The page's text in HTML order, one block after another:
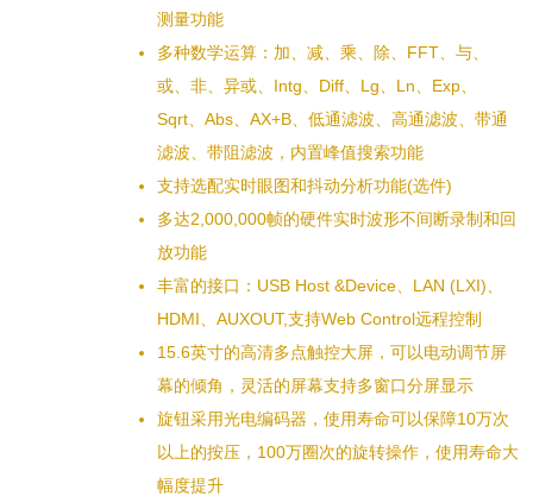
测量功能
多种数学运算：加、减、乘、除、FFT、与、
或、非、异或、Intg、Diff、Lg、Ln、Exp、
Sqrt、Abs、AX+B、低通滤波、高通滤波、带通
滤波、带阻滤波，内置峰值搜索功能
支持选配实时眼图和抖动分析功能(选件)
多达2,000,000帧的硬件实时波形不间断录制和回
放功能
丰富的接口：USB Host &Device、LAN (LXI)、
HDMI、AUXOUT,支持Web Control远程控制
15.6英寸的高清多点触控大屏，可以电动调节屏
幕的倾角，灵活的屏幕支持多窗口分屏显示
旋钮采用光电编码器，使用寿命可以保障10万次
以上的按压，100万圈次的旋转操作，使用寿命大
幅度提升